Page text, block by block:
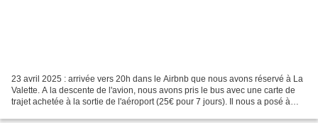
23 avril 2025 : arrivée vers 20h dans le Airbnb que nous avons réservé à La
Valette. A la descente de l'avion, nous avons pris le bus avec une carte de
trajet achetée à la sortie de l'aéroport (25€ pour 7 jours). Il nous a posé à